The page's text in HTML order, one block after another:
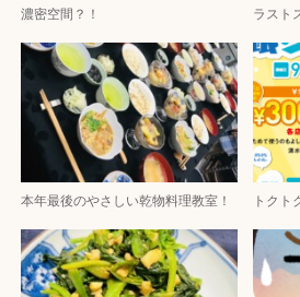
濃密空間？！ ラスト
本年最後のやさしい乾物料理教室！ トクト